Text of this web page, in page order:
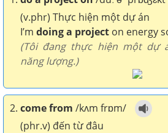
(v.phr) Thực hiện một dự án
I’m doing a project on energy
(Tôi đang thực hiện một dự
năng lượng.)
2. come from /kʌm frɒm/
(phr.v) đến từ đâu